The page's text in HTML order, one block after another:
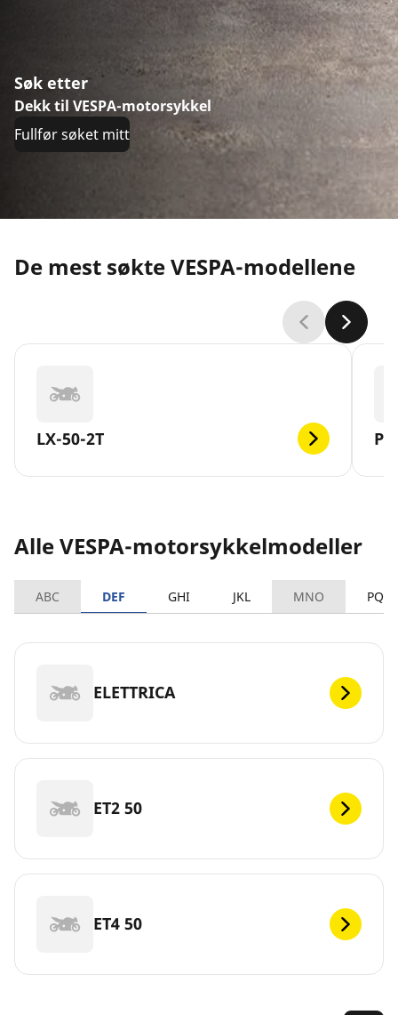
Søk etter
Dekk til VESPA-motorsykkel
Fullfør søket mitt
De mest søkte VESPA-modellene
LX-50-2T
Alle VESPA-motorsykkelmodeller
ABC DEF GHI JKL MNO PQRS
ELETTRICA
ET2 50
ET4 50